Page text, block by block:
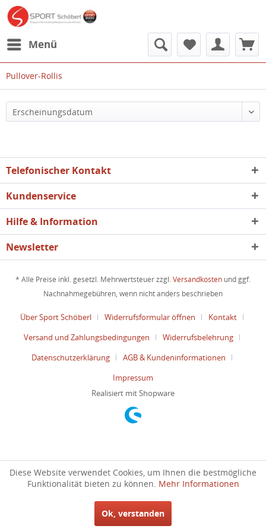
Menü
Pullover-Rollis
Telefonischer Kontakt
Kundenservice
Hilfe & Information
Newsletter
* Alle Preise inkl. gesetzl. Mehrwertsteuer zzgl. Versandkosten und ggf.
Nachnahmegebühren, wenn nicht anders beschrieben
Über Sport Schöberl Widerrufsformular öffnen
Kontakt
Versand und Zahlungsbedingungen
Widerrufsbelehrung
Datenschutzerklärung
AGB & Kundeninformationen
Impressum
Realisiert mit Shopware
Diese Website verwendet Cookies, um Ihnen die bestmögliche
Funktionalität bieten zu können. Mehr Informationen
Ok, verstanden